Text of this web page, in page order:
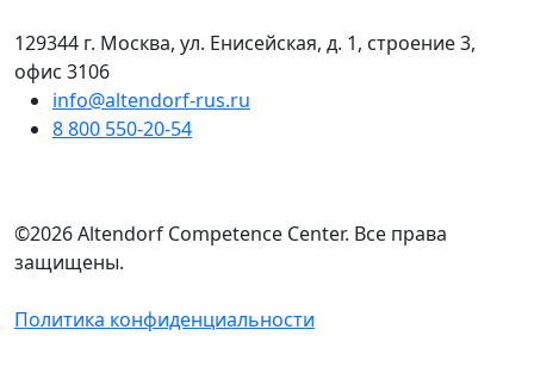
129344 г. Москва, ул. Енисейская, д. 1, строение 3,
офис 3106
info@altendorf-rus.ru
8 800 550-20-54
©2026 Altendorf Сompetence Сenter. Все права
защищены.
Политика конфиденциальности